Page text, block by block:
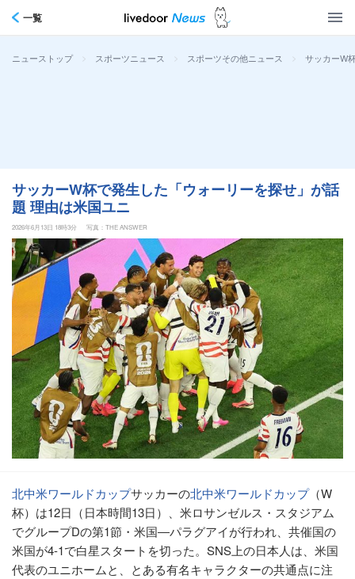
一覧
ニューストップ > スポーツニュース > スポーツその他ニュース > サッカーW
サッカーW杯で発生した「ウォーリーを探せ」が話
題 理由は米国ユニ
2026年6月13日 18時3分 写真：THE ANSWER
北中米ワールドカップサッカーの北中米ワールドカップ（W
杯）は12日（日本時間13日）、米ロサンゼルス・スタジアム
でグループDの第1節・米国―パラグアイが行われ、共催国の
米国が4-1で白星スタートを切った。SNS上の日本人は、米国
代表のユニホームと、とある有名キャラクターの共通点に注